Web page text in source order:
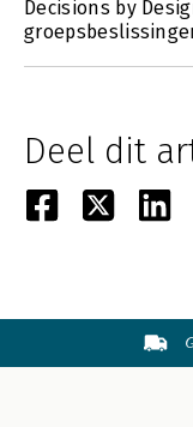
Decisions by
Deel dit